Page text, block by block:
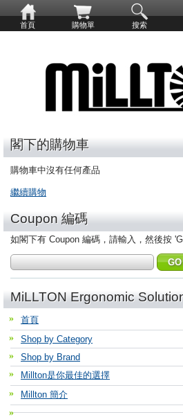
首頁 購物單 搜索
閣下的購物車
購物車中沒有任何產品
繼續購物
Coupon 編碼
如閣下有 Coupon 編碼，請輸入，然後按
MiLLTON Ergonomic
首頁
Shop by Category
Shop by Brand
Millton是你最佳的選擇
Millton 簡介